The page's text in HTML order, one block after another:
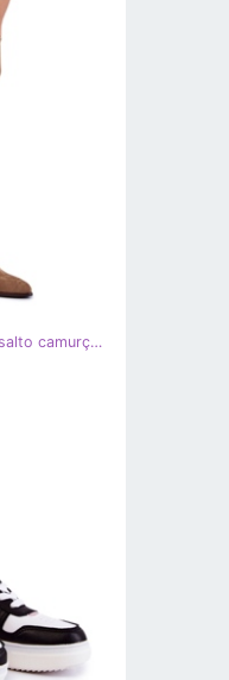
Vinceza Botas femininas no salto camurça bege corrig multicolorido